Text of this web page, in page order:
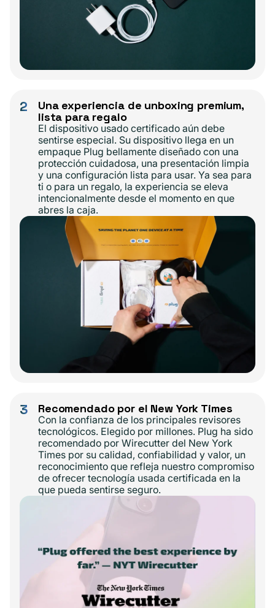
2
Una experiencia de unboxing premium,
lista para regalo
El dispositivo usado certificado aún debe
sentirse especial. Su dispositivo llega en un
empaque Plug bellamente diseñado con una
protección cuidadosa, una presentación limpia
y una configuración lista para usar. Ya sea para
ti o para un regalo, la experiencia se eleva
intencionalmente desde el momento en que
abres la caja.
3 Recomendado por el New York Times
Con la confianza de los principales revisores
tecnológicos. Elegido por millones. Plug ha sido
recomendado por Wirecutter del New York
Times por su calidad, confiabilidad y valor, un
reconocimiento que refleja nuestro compromiso
de ofrecer tecnología usada certificada en la
que pueda sentirse seguro.